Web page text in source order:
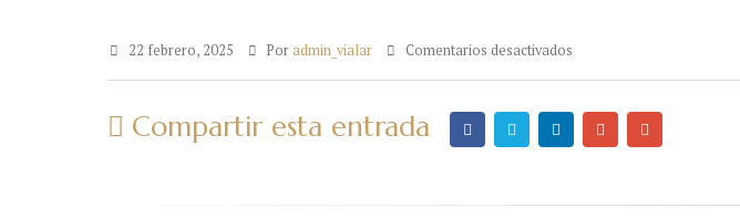
22 febrero, 2025 Por admin_vialar Comentarios desactivadosen
Syrah
Compartir esta entrada